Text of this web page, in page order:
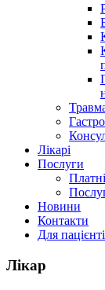
Лікарі
Послуги
Платні
Новини
Контакти
Для
Лікар